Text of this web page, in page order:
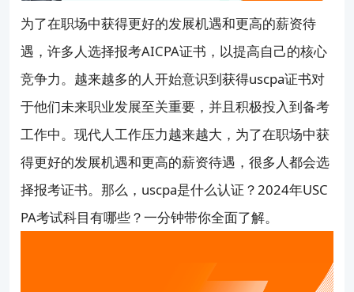
为了在职场中获得更好的发展机遇和更高的薪资待
遇，许多人选择报考AICPA证书，以提高自己的核心
竞争力。越来越多的人开始意识到获得uscpa证书对
于他们未来职业发展至关重要，并且积极投入到备考
工作中。现代人工作压力越来越大，为了在职场中获
得更好的发展机遇和更高的薪资待遇，很多人都会选
择报考证书。那么，uscpa是什么认证？2024年USC
PA考试科目有哪些？一分钟带你全面了解。